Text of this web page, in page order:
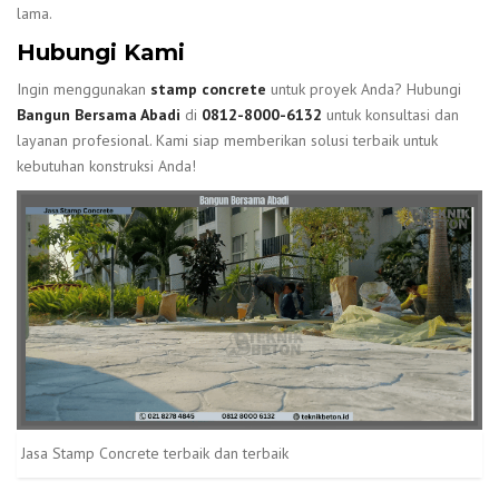
lama.
Hubungi Kami
Ingin menggunakan stamp concrete untuk proyek Anda? Hubungi
Bangun Bersama Abadi di 0812-8000-6132 untuk konsultasi dan
layanan profesional. Kami siap memberikan solusi terbaik untuk
kebutuhan konstruksi Anda!
Jasa Stamp Concrete terbaik dan terbaik